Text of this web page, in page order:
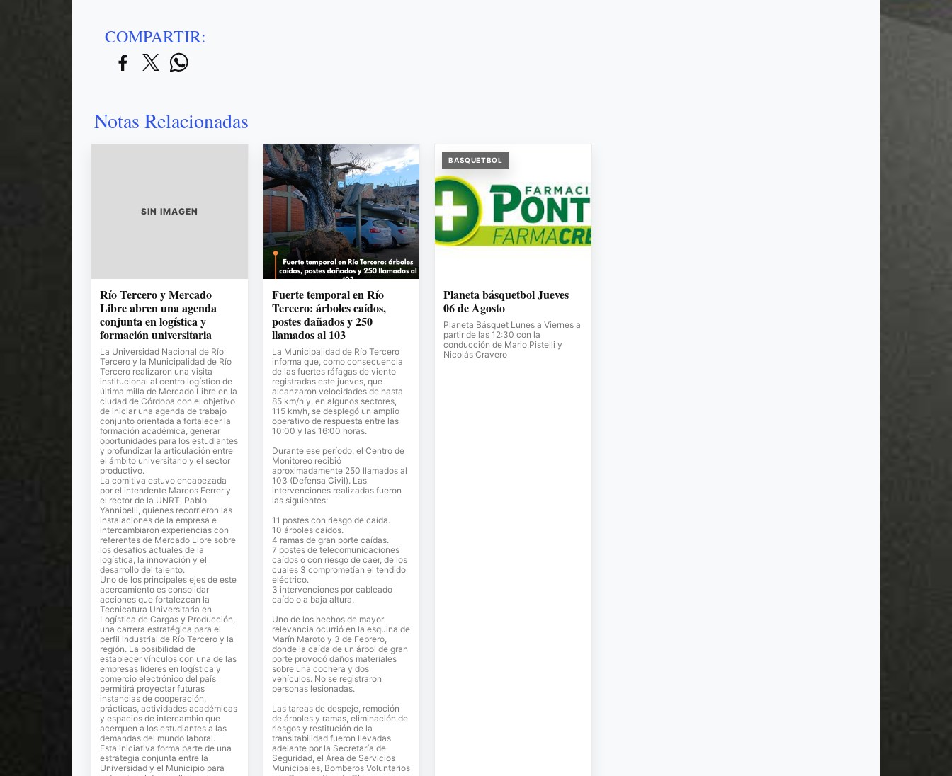
COMPARTIR:
Notas Relacionadas
SIN IMAGEN
Río Tercero y Mercado
Libre abren una agenda
conjunta en logística y
formación universitaria
La Universidad Nacional de Río
Tercero y la Municipalidad de Río
Tercero realizaron una visita
institucional al centro logístico de
última milla de Mercado Libre en la
ciudad de Córdoba con el objetivo
de iniciar una agenda de trabajo
conjunto orientada a fortalecer la
formación académica, generar
oportunidades para los estudiantes
y profundizar la articulación entre
el ámbito universitario y el sector
productivo.
La comitiva estuvo encabezada
por el intendente Marcos Ferrer y
el rector de la UNRT, Pablo
Yannibelli, quienes recorrieron las
instalaciones de la empresa e
intercambiaron experiencias con
referentes de Mercado Libre sobre
los desafíos actuales de la
logística, la innovación y el
desarrollo del talento.
Uno de los principales ejes de este
acercamiento es consolidar
acciones que fortalezcan la
Tecnicatura Universitaria en
Logística de Cargas y Producción,
una carrera estratégica para el
perfil industrial de Río Tercero y la
región. La posibilidad de
establecer vínculos con una de las
empresas líderes en logística y
comercio electrónico del país
permitirá proyectar futuras
instancias de cooperación,
prácticas, actividades académicas
y espacios de intercambio que
acerquen a los estudiantes a las
demandas del mundo laboral.
Esta iniciativa forma parte de una
estrategia conjunta entre la
Universidad y el Municipio para
Fuerte temporal en Río
Tercero: árboles caídos,
postes dañados y 250
llamados al 103
La Municipalidad de Río Tercero
informa que, como consecuencia
de las fuertes ráfagas de viento
registradas este jueves, que
alcanzaron velocidades de hasta
85 km/h y, en algunos sectores,
115 km/h, se desplegó un amplio
operativo de respuesta entre las
10:00 y las 16:00 horas.
Durante ese período, el Centro de
Monitoreo recibió
aproximadamente 250 llamados al
103 (Defensa Civil). Las
intervenciones realizadas fueron
las siguientes:
11 postes con riesgo de caída.
10 árboles caídos.
4 ramas de gran porte caídas.
7 postes de telecomunicaciones
caídos o con riesgo de caer, de los
cuales 3 comprometían el tendido
eléctrico.
3 intervenciones por cableado
caído o a baja altura.
Uno de los hechos de mayor
relevancia ocurrió en la esquina de
Marín Maroto y 3 de Febrero,
donde la caída de un árbol de gran
porte provocó daños materiales
sobre una cochera y dos
vehículos. No se registraron
personas lesionadas.
Las tareas de despeje, remoción
de árboles y ramas, eliminación de
riesgos y restitución de la
transitabilidad fueron llevadas
adelante por la Secretaría de
Seguridad, el Área de Servicios
Municipales, Bomberos Voluntarios
BASQUETBOL
Planeta básquetbol Jueves
06 de Agosto
Planeta Básquet Lunes a Viernes a
partir de las 12:30 con la
conducción de Mario Pistelli y
Nicolás Cravero